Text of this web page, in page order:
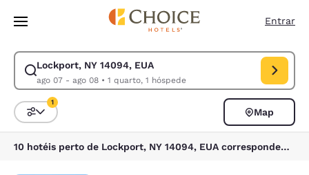
Pular Para Conteúdo Principal
Entrar
Lockport, NY 14094, EUA
ago 07 - ago 08• 1 quarto, 1 hóspede
Modificar pesquisa para Lockport, NY 14094, EUA. Data de check-in
Classificar e filtrar
1
Map
10 hotéis perto de Lockport, NY 14094, EUA correspondem aos seus filtros